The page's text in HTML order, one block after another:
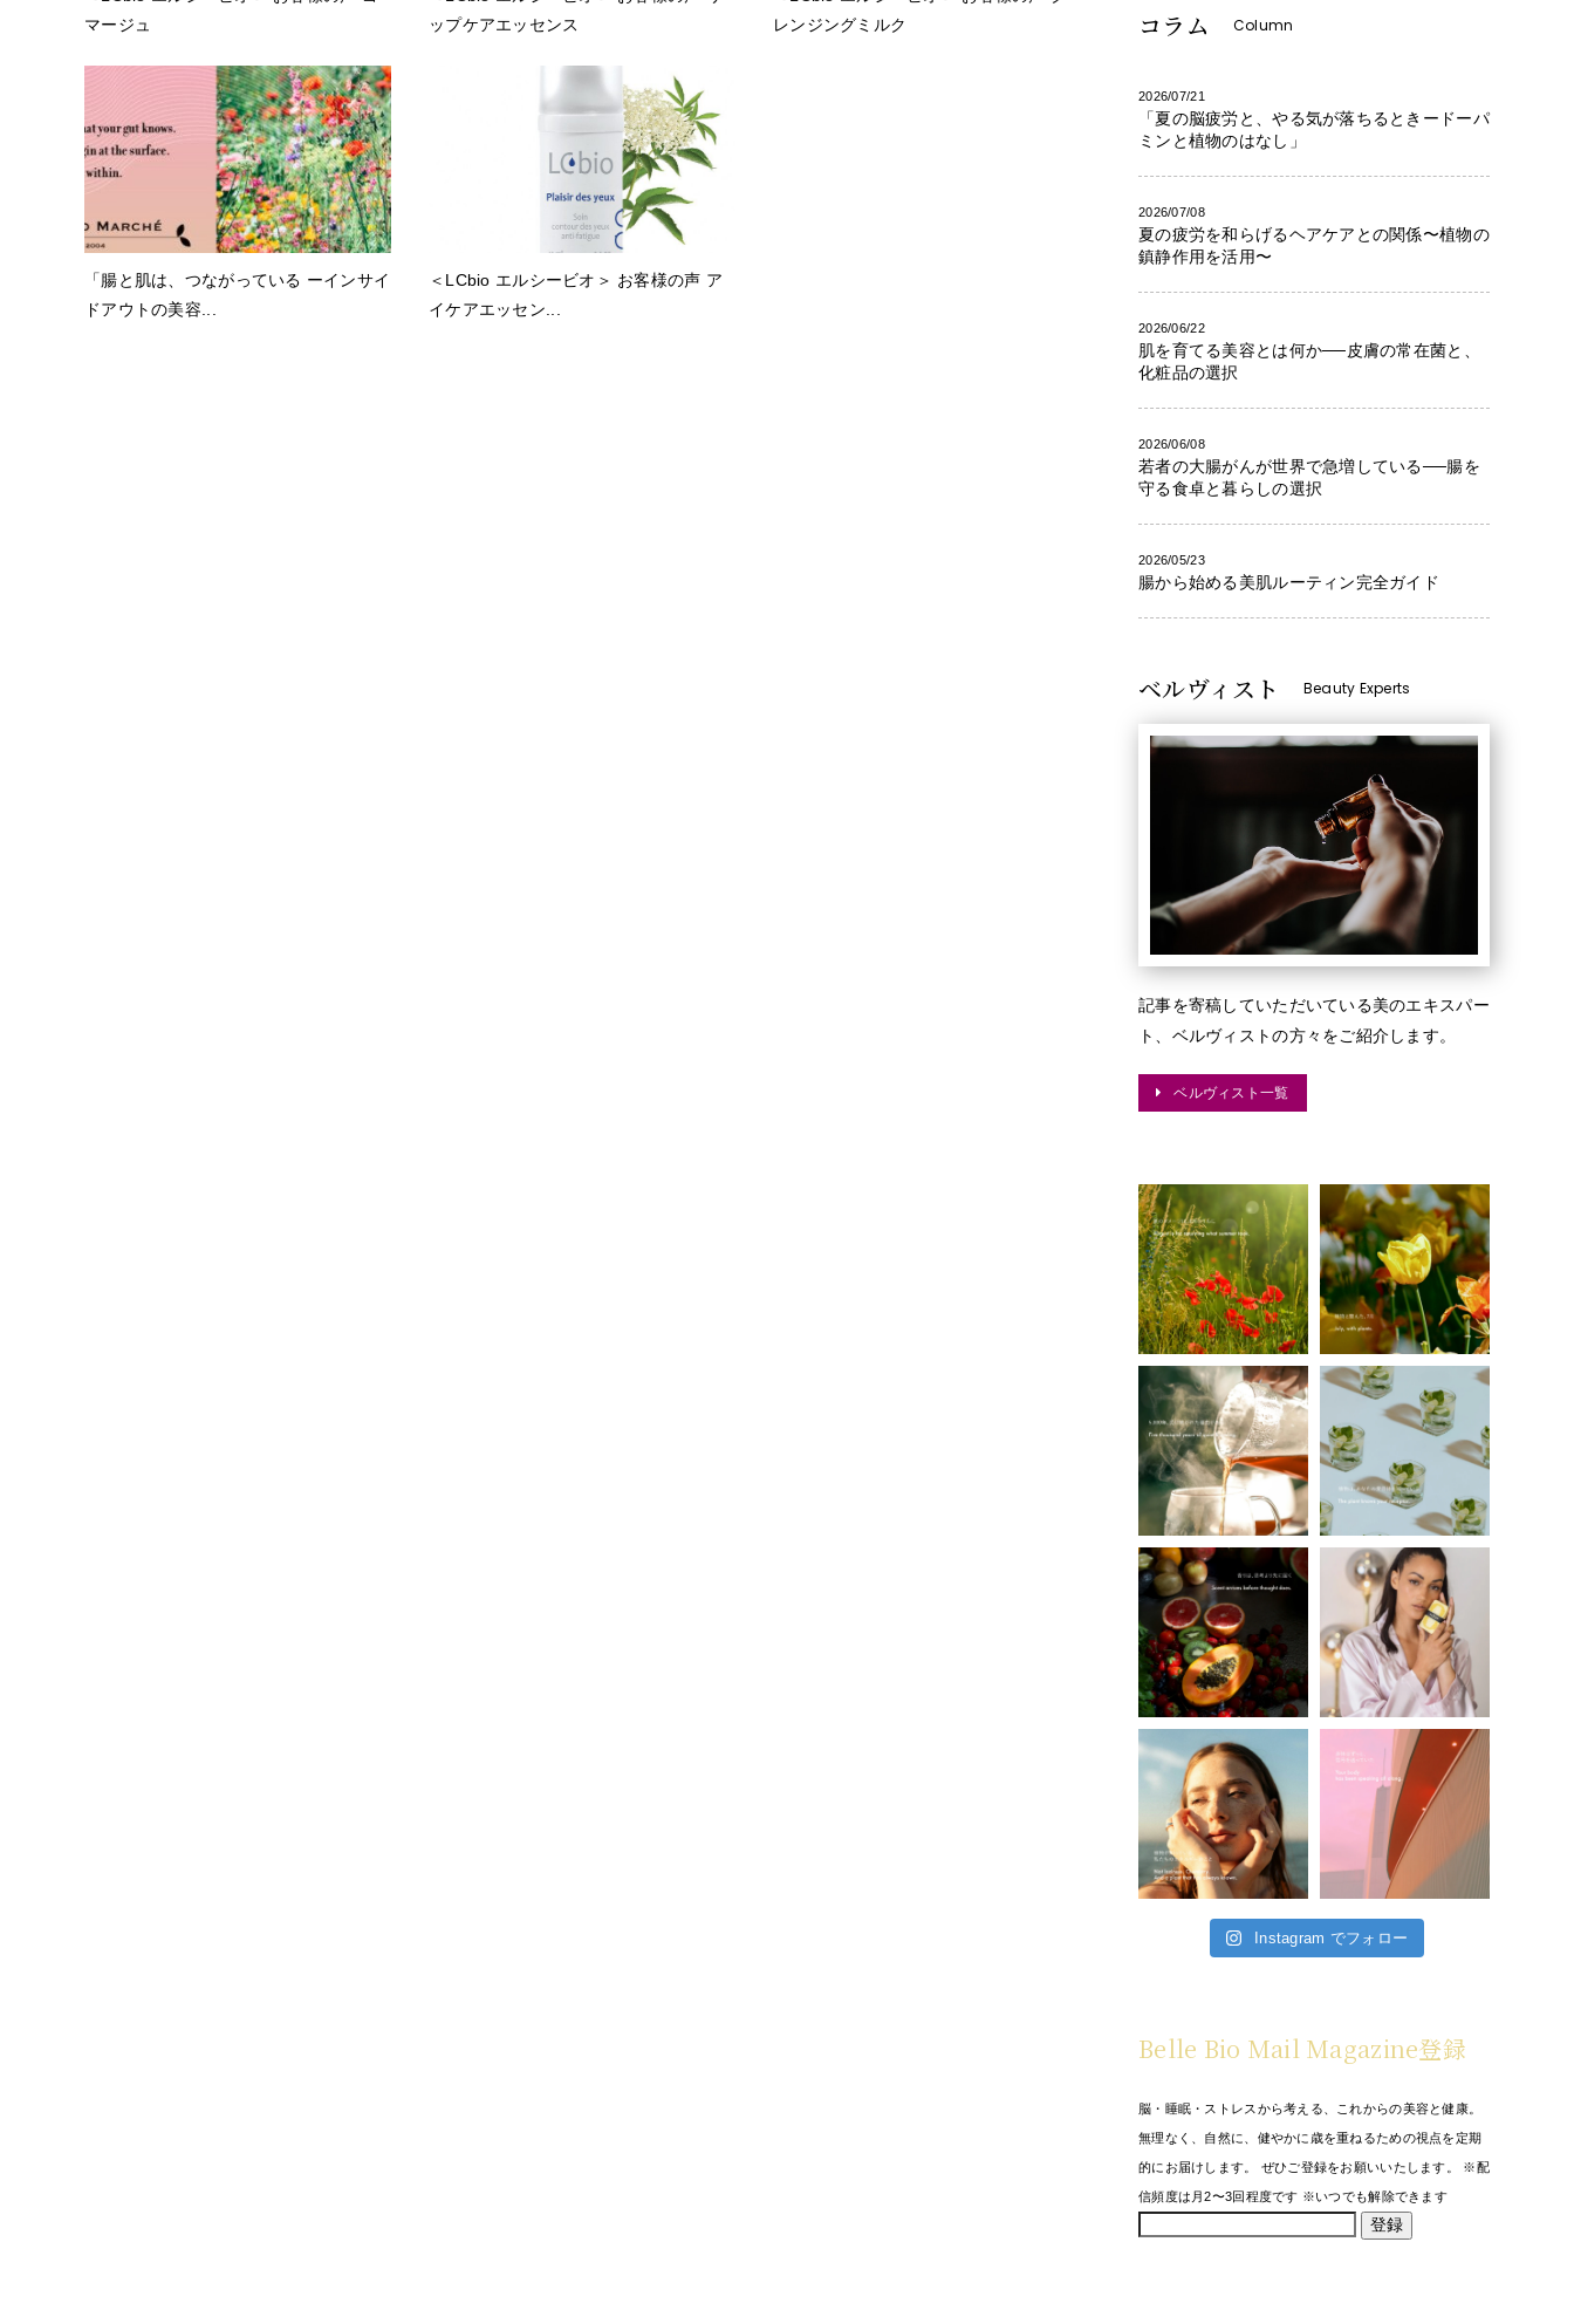
マージュ
ップケアエッセンス
レンジングミルク
「腸と肌は、つながっている ーインサイ
ドアウトの美容...
＜LCbio エルシービオ＞ お客様の声 ア
イケアエッセン...
コラム Column
2026/07/21
「夏の脳疲労と、やる気が落ちるときードーパ
ミンと植物のはなし」
2026/07/08
夏の疲労を和らげるヘアケアとの関係〜植物の
鎮静作用を活用〜
2026/06/22
肌を育てる美容とは何か──皮膚の常在菌と、
化粧品の選択
2026/06/08
若者の大腸がんが世界で急増している──腸を
守る食卓と暮らしの選択
2026/05/23
腸から始める美肌ルーティン完全ガイド
ベルヴィスト Beauty Experts
記事を寄稿していただいている美のエキスパー
ト、ベルヴィストの方々をご紹介します。
ベルヴィスト一覧
Instagram でフォロー
Belle Bio Mail Magazine登録
脳・睡眠・ストレスから考える、これからの美容と健康。
無理なく、自然に、健やかに歳を重ねるための視点を定期
的にお届けします。 ぜひご登録をお願いいたします。 ※配
信頻度は月2〜3回程度です ※いつでも解除できます
登録